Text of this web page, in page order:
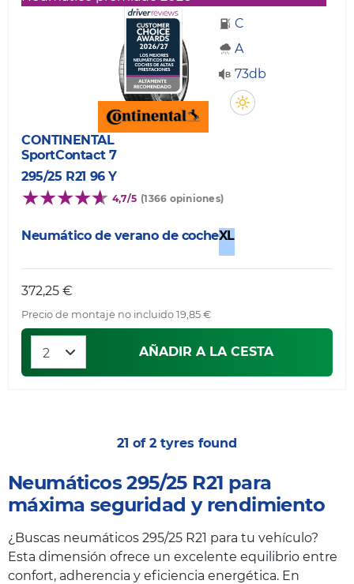
C
A
73db
CONTINENTAL
SportContact 7
295/25 R21 96 Y
4,7/5 (1366 opiniones)
Neumático de verano de cocheXL
372,25 €
Precio de montaje no incluido 19,85 €
AÑADIR A LA CESTA
21 of 2 tyres found
Neumáticos 295/25 R21 para
máxima seguridad y rendimiento
¿Buscas neumáticos 295/25 R21 para tu vehículo?
Esta dimensión ofrece un excelente equilibrio entre
confort, adherencia y eficiencia energética. En